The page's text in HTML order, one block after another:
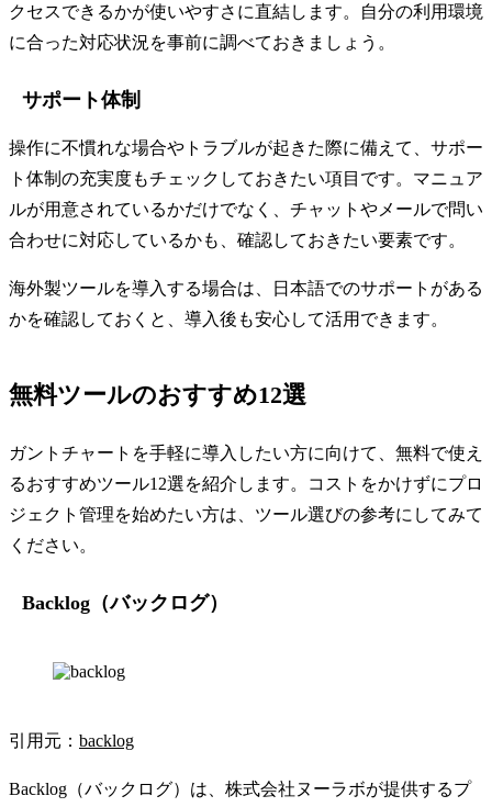
クセスできるかが使いやすさに直結します。自分の利用環境
に合った対応状況を事前に調べておきましょう。
サポート体制
操作に不慣れな場合やトラブルが起きた際に備えて、サポー
ト体制の充実度もチェックしておきたい項目です。マニュア
ルが用意されているかだけでなく、チャットやメールで問い
合わせに対応しているかも、確認しておきたい要素です。
海外製ツールを導入する場合は、日本語でのサポートがある
かを確認しておくと、導入後も安心して活用できます。
無料ツールのおすすめ12選
ガントチャートを手軽に導入したい方に向けて、無料で使え
るおすすめツール12選を紹介します。コストをかけずにプロ
ジェクト管理を始めたい方は、ツール選びの参考にしてみて
ください。
Backlog（バックログ）
引用元： backlog
Backlog（バックログ）は、株式会社ヌーラボが提供するプ